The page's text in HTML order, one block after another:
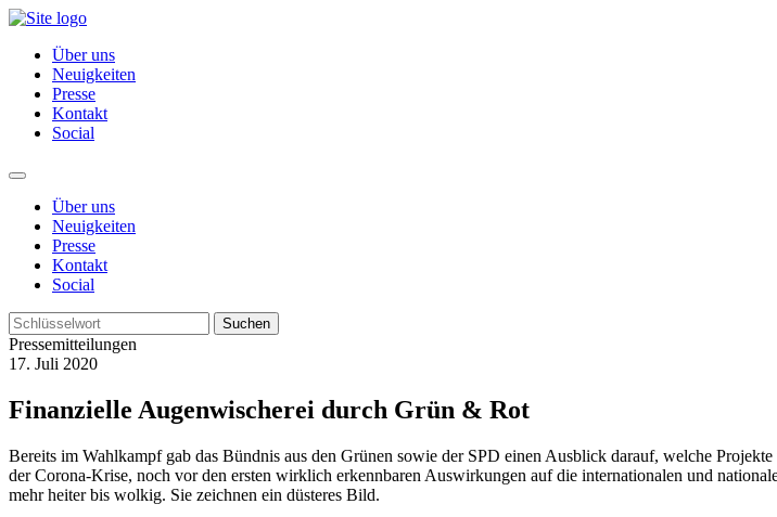
Über uns
Neuigkeiten
Presse
Kontakt
Social
Über uns
Neuigkeiten
Presse
Kontakt
Social
Suchen
Pressemitteilungen
17. Juli 2020
Finanzielle Augenwischerei durch Grün & Rot
Bereits im Wahlkampf gab das Bündnis aus den Grünen sowie der SPD einen Ausblick darauf, welche
der Corona-Krise, noch vor den ersten wirklich erkennbaren Auswirkungen auf die internationalen und
mehr heiter bis wolkig. Sie zeichnen ein düsteres Bild.